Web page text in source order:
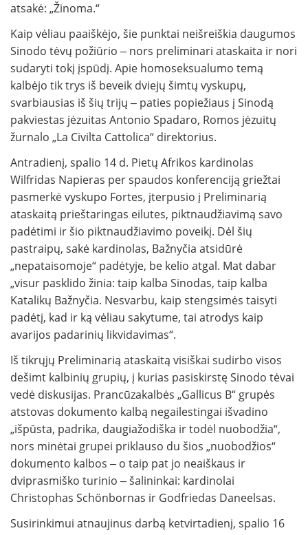
atsakė: „Žinoma.“
Kaip vėliau paaiškėjo, šie punktai neišreiškia daugumos
Sinodo tėvų požiūrio ‒ nors preliminari ataskaita ir nori
sudaryti tokį įspūdį. Apie homoseksualumo temą
kalbėjo tik trys iš beveik dviejų šimtų vyskupų,
svarbiausias iš šių trijų ‒ paties popiežiaus į Sinodą
pakviestas jėzuitas Antonio Spadaro, Romos jėzuitų
žurnalo „La Civilta Cattolica“ direktorius.
Antradienį, spalio 14 d. Pietų Afrikos kardinolas
Wilfridas Napieras per spaudos konferenciją griežtai
pasmerkė vyskupo Fortes, įterpusio į Preliminarią
ataskaitą prieštaringas eilutes, piktnaudžiavimą savo
padėtimi ir šio piktnaudžiavimo poveikį. Dėl šių
pastraipų, sakė kardinolas, Bažnyčia atsidūrė
„nepataisomoje“ padėtyje, be kelio atgal. Mat dabar
„visur pasklido žinia: taip kalba Sinodas, taip kalba
Katalikų Bažnyčia. Nesvarbu, kaip stengsimės taisyti
padėtį, kad ir ką vėliau sakytume, tai atrodys kaip
avarijos padarinių likvidavimas“.
Iš tikrųjų Preliminarią ataskaitą visiškai sudirbo visos
dešimt kalbinių grupių, į kurias pasiskirstę Sinodo tėvai
vedė diskusijas. Prancūzakalbės „Gallicus B“ grupės
atstovas dokumento kalbą negailestingai išvadino
„išpūsta, padrika, daugiažodiška ir todėl nuobodžia“,
nors minėtai grupei priklauso du šios „nuobodžios“
dokumento kalbos ‒ o taip pat jo neaiškaus ir
dviprasmiško turinio ‒ šalininkai: kardinolai
Christophas Schönbornas ir Godfriedas Daneelsas.
Susirinkimui atnaujinus darbą ketvirtadienį, spalio 16